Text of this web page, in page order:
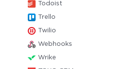
Todoist
Trello
Twilio
Webhooks
Wrike